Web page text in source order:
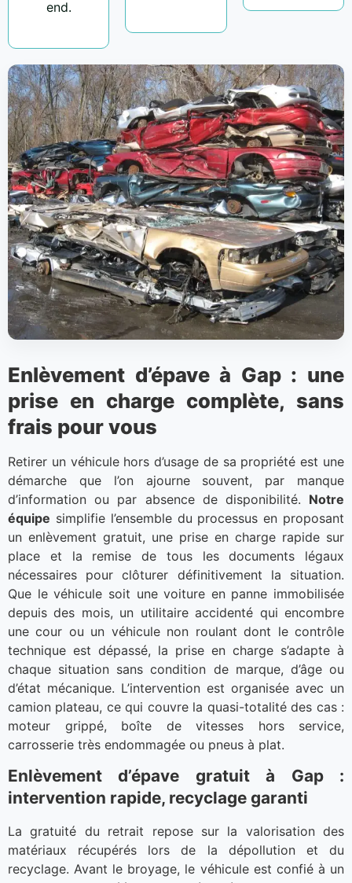
end.
Enlèvement d’épave à Gap : une
prise en charge complète, sans
frais pour vous
Retirer un véhicule hors d’usage de sa propriété est une
démarche que l’on ajourne souvent, par manque
d’information ou par absence de disponibilité. Notre
équipe simplifie l’ensemble du processus en proposant
un enlèvement gratuit, une prise en charge rapide sur
place et la remise de tous les documents légaux
nécessaires pour clôturer définitivement la situation.
Que le véhicule soit une voiture en panne immobilisée
depuis des mois, un utilitaire accidenté qui encombre
une cour ou un véhicule non roulant dont le contrôle
technique est dépassé, la prise en charge s’adapte à
chaque situation sans condition de marque, d’âge ou
d’état mécanique. L’intervention est organisée avec un
camion plateau, ce qui couvre la quasi-totalité des cas :
moteur grippé, boîte de vitesses hors service,
carrosserie très endommagée ou pneus à plat.
Enlèvement d’épave gratuit à Gap :
intervention rapide, recyclage garanti
La gratuité du retrait repose sur la valorisation des
matériaux récupérés lors de la dépollution et du
recyclage. Avant le broyage, le véhicule est confié à un